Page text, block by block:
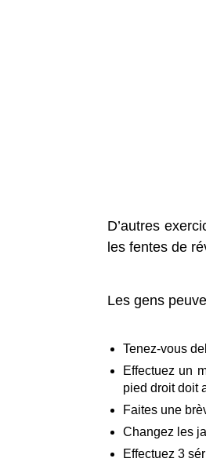
D’autres
les fentes de
Les gens
Tenez-vous
Effectuez un
pied droit doit
Faites une
Changez les
Effectuez 3